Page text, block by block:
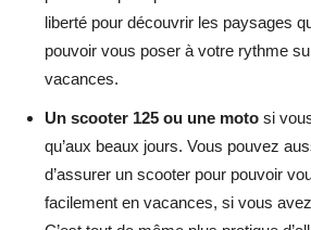
liberté pour découvrir les paysages
pouvoir vous poser à votre rythme
vacances.
Un scooter 125 ou une moto si
qu’aux beaux jours. Vous pouvez
d’assurer un scooter pour pouvoir
facilement en vacances, si vous